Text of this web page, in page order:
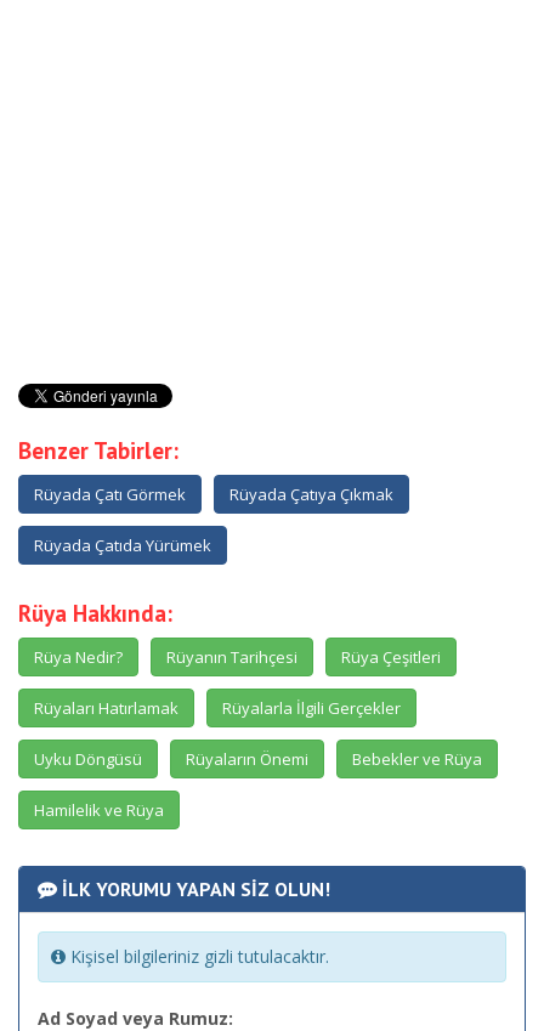
Benzer Tabirler:
Rüyada Çatı Görmek Rüyada Çatıya Çıkmak
Rüyada Çatıda Yürümek
Rüya Hakkında:
Rüya Nedir? Rüyanın Tarihçesi Rüya Çeşitleri
Rüyaları Hatırlamak Rüyalarla İlgili Gerçekler
Uyku Döngüsü Rüyaların Önemi Bebekler ve Rüya
Hamilelik ve Rüya
İLK YORUMU YAPAN SİZ OLUN!
Kişisel bilgileriniz gizli tutulacaktır.
Ad Soyad veya Rumuz: